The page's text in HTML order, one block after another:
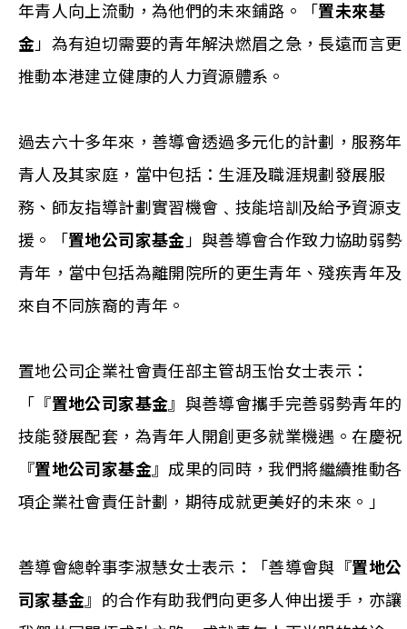
年青人向上流動，為他們的未來鋪路。「置未來基
金 」為有迫切需要的青年解決燃眉之急，長遠而言更
推動本港建立健康的人力資源體系。
過去六十多年來，善導會透過多元化的計劃，服務年
青人及其家庭，當中包括：生涯及職涯規劃發展服
務、師友指導計劃實習機會﹑技能培訓及給予資源支
援。「置地公司家基金 」與善導會合作致力協助弱勢
青年，當中包括為離開院所的更生青年、殘疾青年及
來自不同族裔的青年。
置地公司企業社會責任部主管胡玉怡女士表示：
「『置地公司家基金』與善導會攜手完善弱勢青年的
技能發展配套，為青年人開創更多就業機遇。在慶祝
『置地公司家基金』成果的同時，我們將繼續推動各
項企業社會責任計劃，期待成就更美好的未來。」
善導會總幹事李淑慧女士表示：「善導會與『置地公
司家基金』的合作有助我們向更多人伸出援手，亦讓